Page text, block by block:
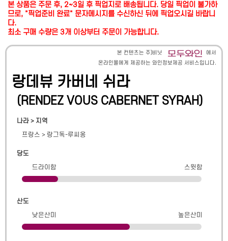
본 상품은 주문 후, 2~3일 후 픽업지로 배송됩니다. 당일 픽업이 불가하
므로, "픽업준비 완료" 문자메시지를 수신하신 뒤에 픽업오시길 바랍니
다.
최소 구매 수량은 3개 이상부터 주문이 가능합니다.
본 컨텐츠는 주)비닛
에서
온라인몰에게 제공하는 와인정보제공 서비스입니다.
랑데뷰 카버네 쉬라
(RENDEZ VOUS CABERNET SYRAH)
나라 > 지역
프랑스 > 랑그독-루씨옹
당도
드라이함
스윗함
산도
낮은산미
높은산미